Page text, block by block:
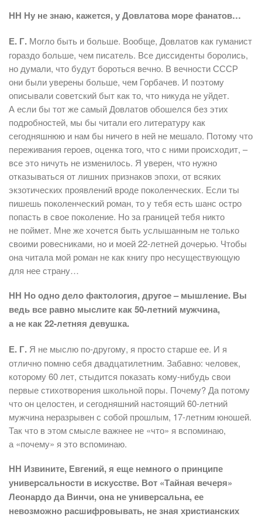
НН Ну не знаю, кажется, у Довлатова море фанатов…
Е. Г. Могло быть и больше. Вообще, Довлатов как гуманист
гораздо больше, чем писатель. Все диссиденты боролись,
но думали, что будут бороться вечно. В вечности СССР
они были уверены больше, чем Горбачев. И поэтому
описывали советский быт как то, что никуда не уйдет.
А если бы тот же самый Довлатов обошелся без этих
подробностей, мы бы читали его литературу как
сегодняшнюю и нам бы ничего в ней не мешало. Потому что
переживания героев, оценка того, что с ними происходит, –
все это ничуть не изменилось. Я уверен, что нужно
отказываться от лишних признаков эпохи, от всяких
экзотических проявлений вроде поколенческих. Если ты
пишешь поколенческий роман, то у тебя есть шанс остро
попасть в свое поколение. Но за границей тебя никто
не поймет. Мне же хочется быть услышанным не только
своими ровесниками, но и моей 22-летней дочерью. Чтобы
она читала мой роман не как книгу про несуществующую
для нее страну…
НН Но одно дело фактология, другое – мышление. Вы
ведь все равно мыслите как 50-летний мужчина,
а не как 22-летняя девушка.
Е. Г. Я не мыслю по-другому, я просто старше ее. И я
отлично помню себя двадцатилетним. Забавно: человек,
которому 60 лет, стыдится показать кому-нибудь свои
первые стихотворения школьной поры. Почему? Да потому
что он целостен, и сегодняшний настоящий 60-летний
мужчина неразрывен с собой прошлым, 17-летним юношей.
Так что в этом смысле важнее не «что» я вспоминаю,
а «почему» я это вспоминаю.
НН Извините, Евгений, я еще немного о принципе
универсальности в искусстве. Вот «Тайная вечеря»
Леонардо да Винчи, она не универсальна, ее
невозможно расшифровывать, не зная христианских